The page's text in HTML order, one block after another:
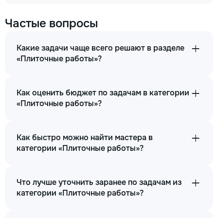
Частые вопросы
Какие задачи чаще всего решают в разделе
«Плиточные работы»?
Как оценить бюджет по задачам в категории
«Плиточные работы»?
Как быстро можно найти мастера в
категории «Плиточные работы»?
Что лучше уточнить заранее по задачам из
категории «Плиточные работы»?